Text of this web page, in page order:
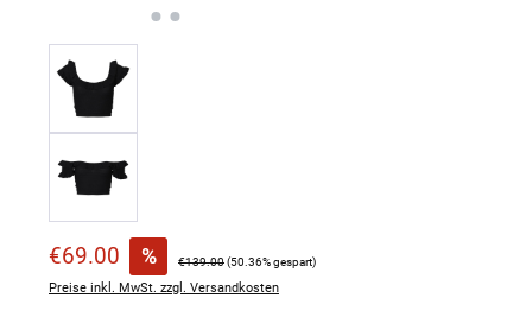
Verkaufspreis:
€69.00 % Regulärer Preis:
€139.00(50.36% gespart)
Preise inkl. MwSt. zzgl. Versandkosten